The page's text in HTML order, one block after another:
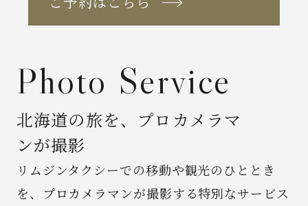
Photo Service
北海道の旅を、プロカメラマ
ンが撮影
リムジンタクシーでの移動や観光のひととき
を、
プロカメラマンが撮影する特別なサービス